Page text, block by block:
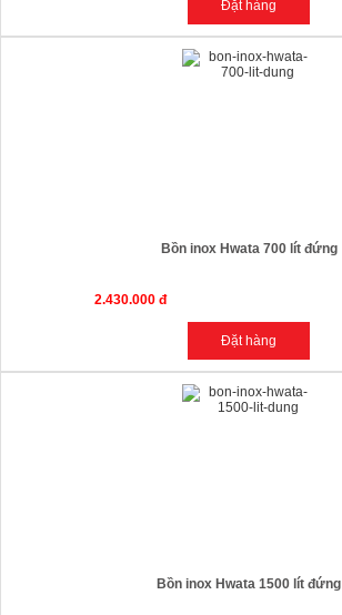
Bồn inox Hwata 700 lít đứng
2.430.000 đ
Bồn inox Hwata 1500 lít đứng